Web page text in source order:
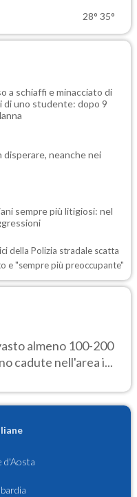
28° 35°
a schiaffi e minacciato di
di uno studente: dopo 9
disperare, neanche nei
sempre più litigiosi: nel
della Polizia stradale scatta
e "sempre più preoccupante"
almeno 100-200
cadute nell'area i...
d'Aosta